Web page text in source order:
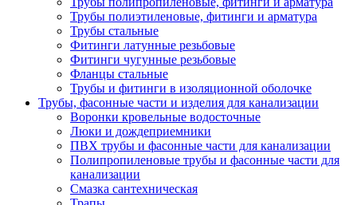
Трубы полиэтиленовые, фитинги и арматура
Трубы стальные
Фитинги латунные резьбовые
Фитинги чугунные резьбовые
Фланцы стальные
Трубы и фитинги в изоляционной оболочке
Трубы, фасонные части и изделия для канализации
Воронки кровельные водосточные
Люки и дождеприемники
ПВХ трубы и фасонные части для канализации
Полипропиленовые трубы и фасонные части для
канализации
Смазка сантехническая